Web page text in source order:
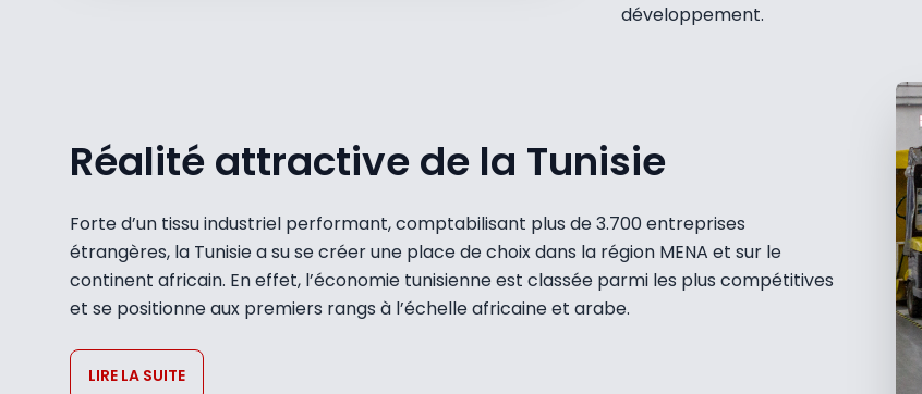
développement.
Réalité attractive de la Tunisie
Forte d’un tissu industriel performant, comptabilisant plus de 3.700 entreprises
étrangères, la Tunisie a su se créer une place de choix dans la région MENA et sur le
continent africain. En effet, l’économie tunisienne est classée parmi les plus compétitives
et se positionne aux premiers rangs à l’échelle africaine et arabe.
LIRE LA SUITE